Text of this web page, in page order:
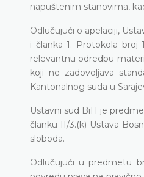
napuštenim stanovima,
Odlučujući o apelaciji,
i članka 1. Protokola broj
relevantnu odredbu
koji ne zadovoljava
Kantonalnog suda u
Ustavni sud BiH je
članku II/3.(k) Ustava
sloboda.
Odlučujući u predmetu